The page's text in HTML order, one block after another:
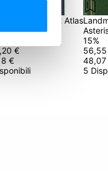
of the Lost Atlas
Games
€
€
15%
48,07
5